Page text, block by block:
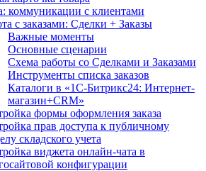
коммуникации с клиентами
с заказами: Сделки + Заказы
Важные моменты
Основные сценарии
Схема работы со Сделками и Заказами
Инструменты списка заказов
Каталоги в «1С-Битрикс24: Интернет-
магазин+CRM»
формы оформления заказа
прав доступа к публичному
складского учета
виджета онлайн-чата в
конфигурации